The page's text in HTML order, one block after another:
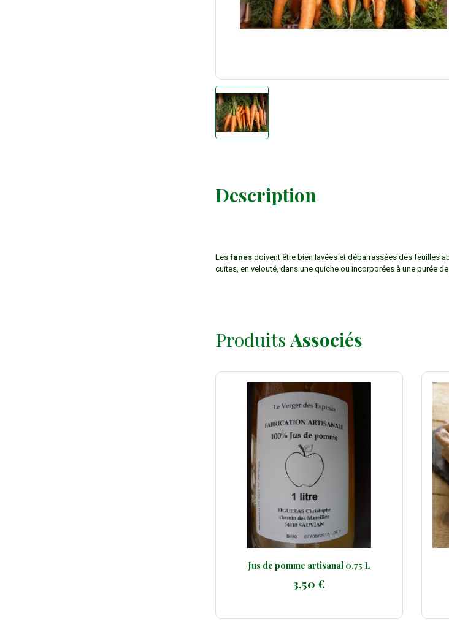
Description
Les fanes doivent être bien lavées et débarrassées des feuilles
cuites, en velouté, dans une quiche ou incorporées à une purée
ProduitsAssociés
Poulet Fermier de plein air